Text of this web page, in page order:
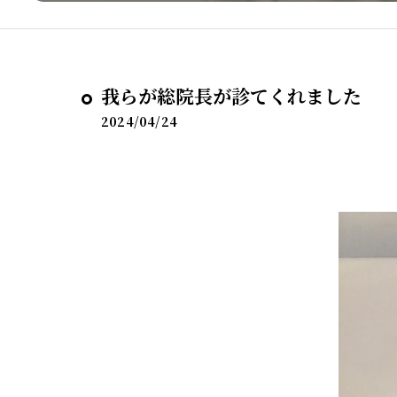
我らが総院長が診てくれました
2024/04/24